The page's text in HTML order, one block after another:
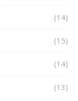
(14)
(15)
(14)
(13)